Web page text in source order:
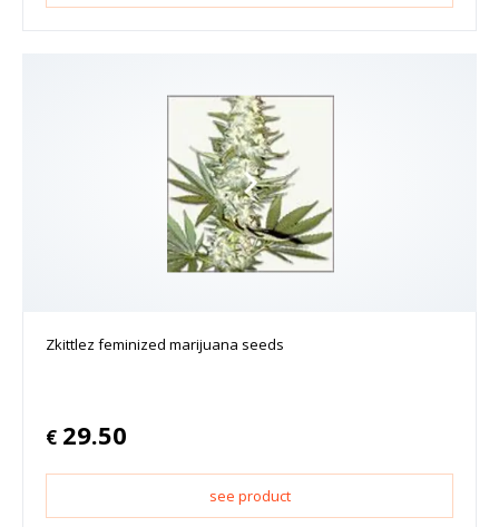
Zkittlez feminized marijuana seeds
€ 29.50
see product